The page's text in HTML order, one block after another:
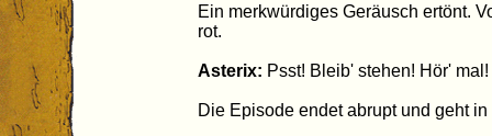
Ein merkwürdiges Geräusch ertönt.
rot.
Asterix: Psst! Bleib' stehen! Hör'
Die Episode endet abrupt und geht